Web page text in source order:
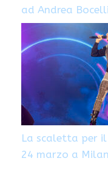
ad Andrea
La scaletta per
24 marzo a